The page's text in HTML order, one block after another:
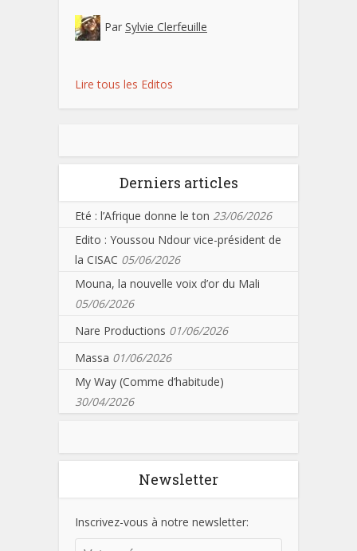
Par Sylvie Clerfeuille
Lire tous les Editos
Derniers articles
Eté : l’Afrique donne le ton 23/06/2026
Edito : Youssou Ndour vice-président de
la CISAC 05/06/2026
Mouna, la nouvelle voix d’or du Mali
05/06/2026
Nare Productions 01/06/2026
Massa 01/06/2026
My Way (Comme d’habitude)
30/04/2026
Newsletter
Inscrivez-vous à notre newsletter: